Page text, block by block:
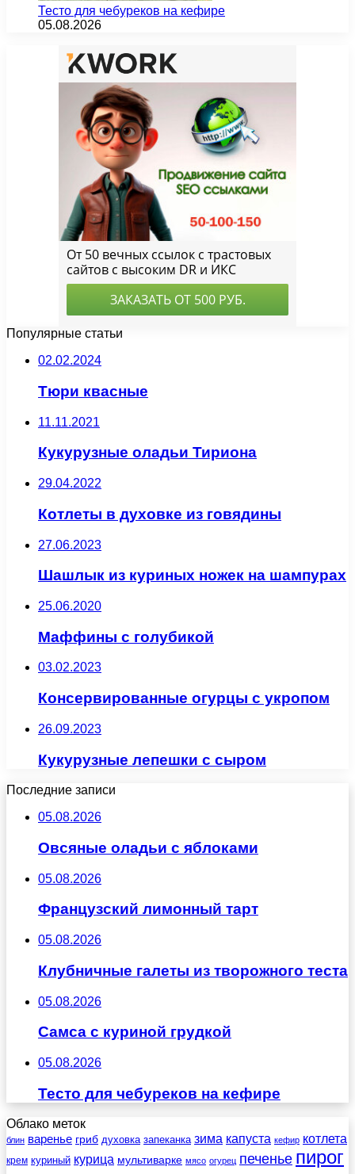
Тесто для чебуреков на кефире
05.08.2026
Популярные статьи
02.02.2024
Тюри квасные
11.11.2021
Кукурузные оладьи Тириона
29.04.2022
Котлеты в духовке из говядины
27.06.2023
Шашлык из куриных ножек на шампурах
25.06.2020
Маффины с голубикой
03.02.2023
Консервированные огурцы с укропом
26.09.2023
Кукурузные лепешки с сыром
Последние записи
05.08.2026
Овсяные оладьи с яблоками
05.08.2026
Французский лимонный тарт
05.08.2026
Клубничные галеты из творожного теста
05.08.2026
Самса с куриной грудкой
05.08.2026
Тесто для чебуреков на кефире
Облако меток
блин варенье гриб духовка запеканка зима капуста кефир котлета
крем куриный курица мультиварке мясо огурец печенье пирог